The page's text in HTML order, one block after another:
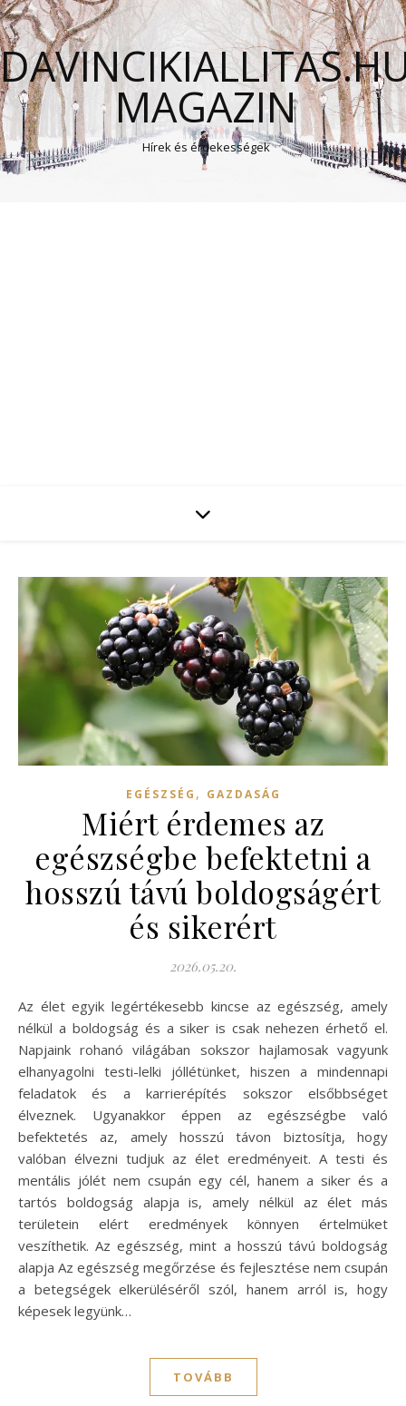
MAGAZIN
Hírek és érdekességek
EGÉSZSÉG , GAZDASÁG
Miért érdemes az
egészségbe befektetni a
hosszú távú boldogságért
és sikerért
2026.05.20.
Az élet egyik legértékesebb kincse az egészség, amely
nélkül a boldogság és a siker is csak nehezen érhető el.
Napjaink rohanó világában sokszor hajlamosak vagyunk
elhanyagolni testi-lelki jóllétünket, hiszen a mindennapi
feladatok és a karrierépítés sokszor elsőbbséget
élveznek. Ugyanakkor éppen az egészségbe való
befektetés az, amely hosszú távon biztosítja, hogy
valóban élvezni tudjuk az élet eredményeit. A testi és
mentális jólét nem csupán egy cél, hanem a siker és a
tartós boldogság alapja is, amely nélkül az élet más
területein elért eredmények könnyen értelmüket
veszíthetik. Az egészség, mint a hosszú távú boldogság
alapja Az egészség megőrzése és fejlesztése nem csupán
a betegségek elkerüléséről szól, hanem arról is, hogy
képesek legyünk…
TOVÁBB